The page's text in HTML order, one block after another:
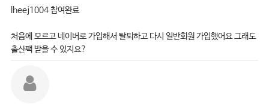
lheej1004 참여완료
처음에 모르고 네이버로 가입해서 탈퇴하고 다시 일반회원 가입했어요 그래도
출산팩 받을 수 있지요?